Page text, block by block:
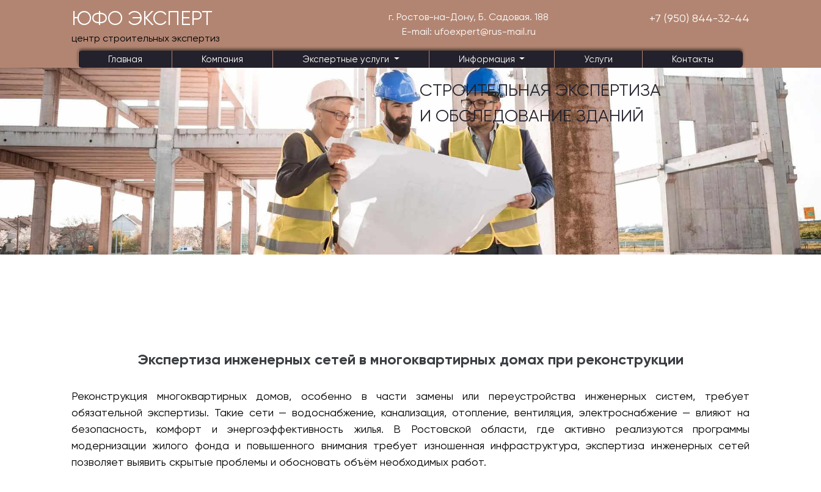
ЮФО ЭКСПЕРТ
центр строительных экспертиз
г. Ростов-на-Дону, Б. Садовая. 188
E-mail: ufoexpert@rus-mail.ru
+7 (950) 844-32-44
Главная Компания Экспертные услуги Информация Услуги Контакты
СТРОИТЕЛЬНАЯ ЭКСПЕРТИЗА
И ОБСЛЕДОВАНИЕ ЗДАНИЙ
Экспертиза инженерных сетей в многоквартирных домах при реконструкции
Реконструкция многоквартирных домов, особенно в части замены или переустройства инженерных систем, требует
обязательной экспертизы. Такие сети — водоснабжение, канализация, отопление, вентиляция, электроснабжение — влияют на
безопасность, комфорт и энергоэффективность жилья. В Ростовской области, где активно реализуются программы
модернизации жилого фонда и повышенного внимания требует изношенная инфраструктура, экспертиза инженерных сетей
позволяет выявить скрытые проблемы и обосновать объём необходимых работ.